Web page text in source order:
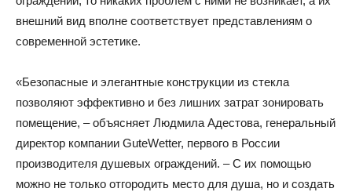
внешний вид вполне соответствует представлениям о
современной эстетике.
«Безопасные и элегантные конструкции из стекла
позволяют эффективно и без лишних затрат зонировать
помещение, – объясняет Людмила Адестова, генеральный
директор компании GuteWetter, первого в России
производителя душевых ограждений. – С их помощью
можно не только отгородить место для душа, но и создать